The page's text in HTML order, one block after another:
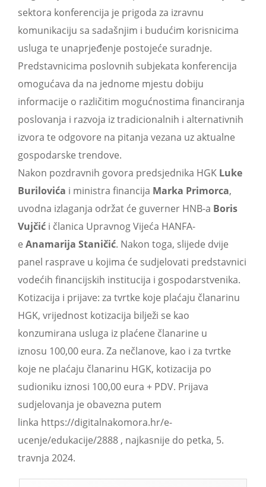
sektora konferencija je prigoda za izravnu
komunikaciju sa sadašnjim i budućim korisnicima
usluga te unaprjeđenje postojeće suradnje.
Predstavnicima poslovnih subjekata konferencija
omogućava da na jednome mjestu dobiju
informacije o različitim mogućnostima financiranja
poslovanja i razvoja iz tradicionalnih i alternativnih
izvora te odgovore na pitanja vezana uz aktualne
gospodarske trendove.
Nakon pozdravnih govora predsjednika HGK Luke
Burilovića i ministra financija Marka Primorca,
uvodna izlaganja održat će guverner HNB-a Boris
Vujčić i članica Upravnog Vijeća HANFA-
e Anamarija Staničić. Nakon toga, slijede dvije
panel rasprave u kojima će sudjelovati predstavnici
vodećih financijskih institucija i gospodarstvenika.
Kotizacija i prijave: za tvrtke koje plaćaju članarinu
HGK, vrijednost kotizacija bilježi se kao
konzumirana usluga iz plaćene članarine u
iznosu 100,00 eura. Za nečlanove, kao i za tvrtke
koje ne plaćaju članarinu HGK, kotizacija po
sudioniku iznosi 100,00 eura + PDV. Prijava
sudjelovanja je obavezna putem
linka https://digitalnakomora.hr/e-
ucenje/edukacije/2888 , najkasnije do petka, 5.
travnja 2024.